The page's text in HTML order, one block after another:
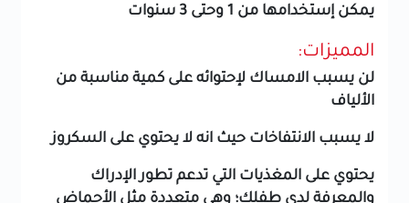
يمكن إستخدامها من 1 وحتى 3 سنوات
المميزات:
لن يسبب الامساك لإحتوائه على كمية مناسبة من
الألياف
لا يسبب الانتفاخات حيث انه لا يحتوي على السكروز
يحتوي على المغذيات التي تدعم تطور الإدراك
والمعرفة لدى طفلك؛ وهي متعددة مثل الأحماض